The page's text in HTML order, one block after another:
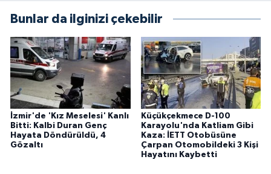
Bunlar da ilginizi çekebilir
İzmir'de 'Kız Meselesi' Kanlı
Bitti: Kalbi Duran Genç
Hayata Döndürüldü, 4
Gözaltı
Küçükçekmece D-100
Karayolu'nda Katliam Gibi
Kaza: İETT Otobüsüne
Çarpan Otomobildeki 3 Kişi
Hayatını Kaybetti